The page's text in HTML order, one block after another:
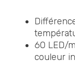
60 LED/
couleur